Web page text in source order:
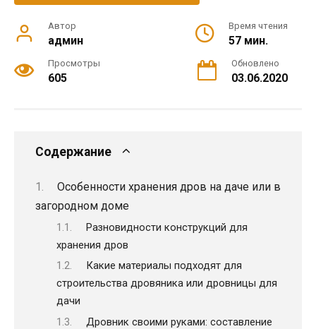
Автор
админ
Время чтения
57 мин.
Просмотры
605
Обновлено
03.06.2020
Содержание
Особенности хранения дров на даче или в
загородном доме
Разновидности конструкций для
хранения дров
Какие материалы подходят для
строительства дровяника или дровницы для
дачи
Дровник своими руками: составление